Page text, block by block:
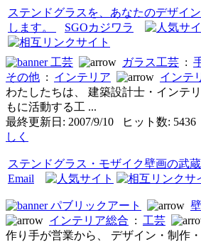
ステンドグラスを、あなたのデザイ
します。
SGOカジワラ
工芸 ガラス工芸 :
その他 : インテリア
インテ
わたしたちは、 建築設計士・インテ
もに活動する工 ...
最終更新日: 2007/9/10 ヒット数:
しく
ステンドグラス・モザイク壁画の武
Email
パブリックアート
インテリア総合 : 工芸
作り手が営業から、 デザイン・制作